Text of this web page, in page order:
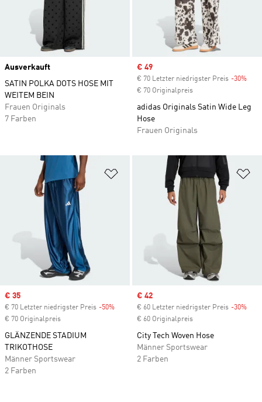
Ausverkauft
SATIN POLKA DOTS HOSE MIT
WEITEM BEIN
Frauen Originals
7 Farben
Sale price
€ 49
€ 70 Letzter niedrigster Preis -30%
€ 70 Originalpreis
adidas Originals Satin Wide Leg
Hose
Frauen Originals
Zur Wunschliste hinzufügen
Sale price
€ 35
€ 70 Letzter niedrigster Preis -50% Discount
€ 70 Originalpreis
GLÄNZENDE STADIUM
TRIKOTHOSE
Männer Sportswear
2 Farben
Sale price
€ 42
€ 60 Letzter niedrigster Preis -30%
€ 60 Originalpreis
City Tech Woven Hose
Männer Sportswear
2 Farben